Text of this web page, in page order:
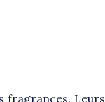
fragrances. Leurs